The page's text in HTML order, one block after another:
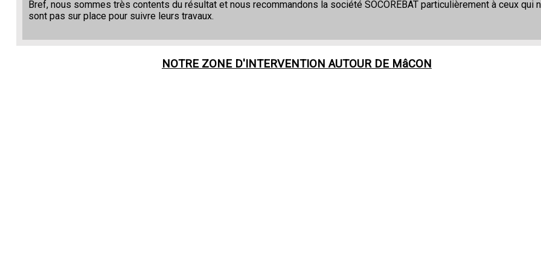
Bref, nous sommes très contents du résultat et nous recommandons la société SOCOREBAT particulièrement à ceux qui
sont pas sur place pour suivre leurs travaux.
NOTRE ZONE D'INTERVENTION AUTOUR DE MâCON